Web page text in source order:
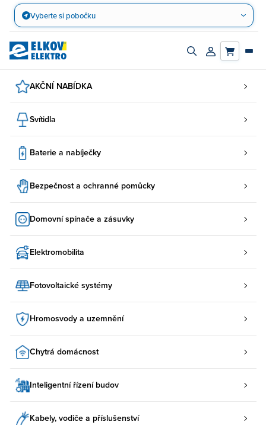
Přejít
obsah
Vyberte si pobočku
Zapnout/vypnout
Přihlásit/
AKČNÍ NABÍDKA
Svítidla
Baterie a nabíječky
Bezpečnost a ochranné pomůcky
Domovní spínače a zásuvky
Elektromobilita
Fotovoltaické systémy
Hromosvody a uzemnění
Chytrá domácnost
Inteligentní řízení budov
Kabely, vodiče a příslušenství